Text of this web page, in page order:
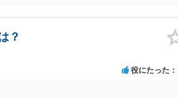
？
役にたった